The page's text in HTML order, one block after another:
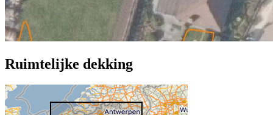
Ruimtelijke dekking